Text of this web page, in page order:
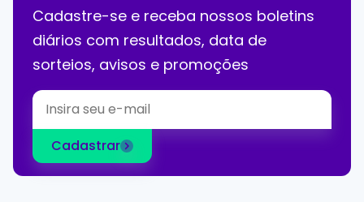
Cadastre-se e receba nossos boletins
diários com resultados, data de
sorteios, avisos e promoções
Cadastrar